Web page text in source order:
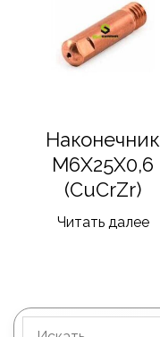
Наконечник
M6X25X0,6
(CuCrZr)
Читать далее